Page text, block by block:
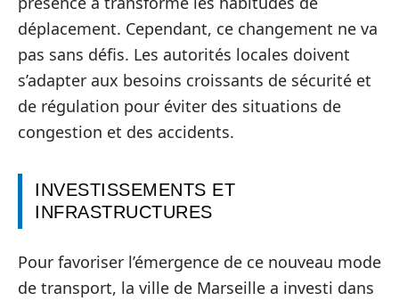
déplacement. Cependant, ce changement ne va
pas sans défis. Les autorités locales doivent
s’adapter aux besoins croissants de sécurité et
de régulation pour éviter des situations de
congestion et des accidents.
INVESTISSEMENTS ET
INFRASTRUCTURES
Pour favoriser l’émergence de ce nouveau mode
de transport, la ville de Marseille a investi dans